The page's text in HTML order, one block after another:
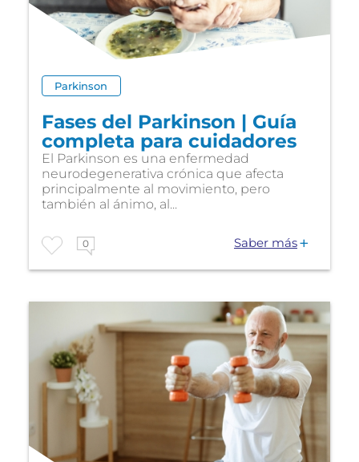
Parkinson
Fases del Parkinson | Guía
completa para cuidadores
El Parkinson es una enfermedad
neurodegenerativa crónica que afecta
principalmente al movimiento, pero
también al ánimo, al...
0 Saber más